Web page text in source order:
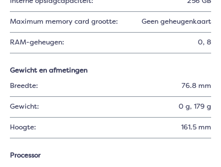
Maximum memory card grootte: Geen geheugenkaart
RAM-geheugen: 0, 8
Gewicht en afmetingen
Breedte: 76.8 mm
Gewicht: 0 g, 179 g
Hoogte: 161.5 mm
Processor